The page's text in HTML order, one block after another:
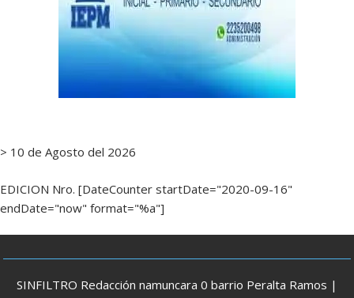
> 10 de Agosto del 2026
EDICION Nro. [DateCounter startDate="2020-09-16"
endDate="now" format="%a"]
SINFILTRO Redacción namuncara 0 barrio Peralta Ramos |